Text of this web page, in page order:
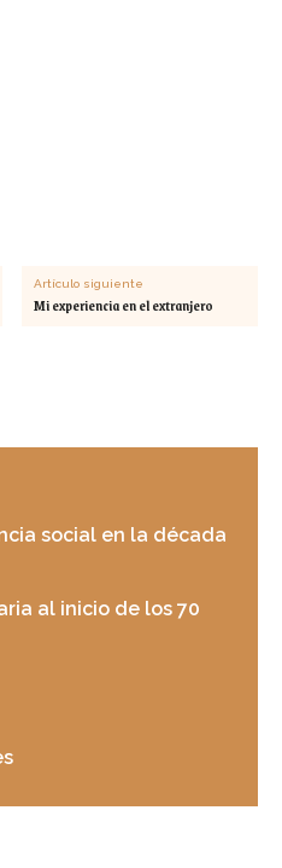
Artículo siguiente
Mi experiencia en el extranjero
social en la década
al inicio de los 70